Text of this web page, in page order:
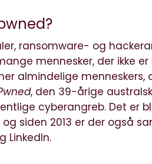
ransomware- og
mennesker, der ikke
almindelige
, den 39-årige
cyberangreb. Det er
og siden 2013 er der også
LinkedIn.